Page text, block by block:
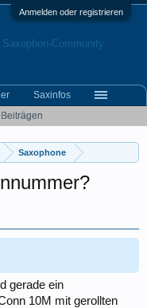
Anmelden oder registrieren
Saxophone
gerade ein
10M mit gerollten
Saxinfos